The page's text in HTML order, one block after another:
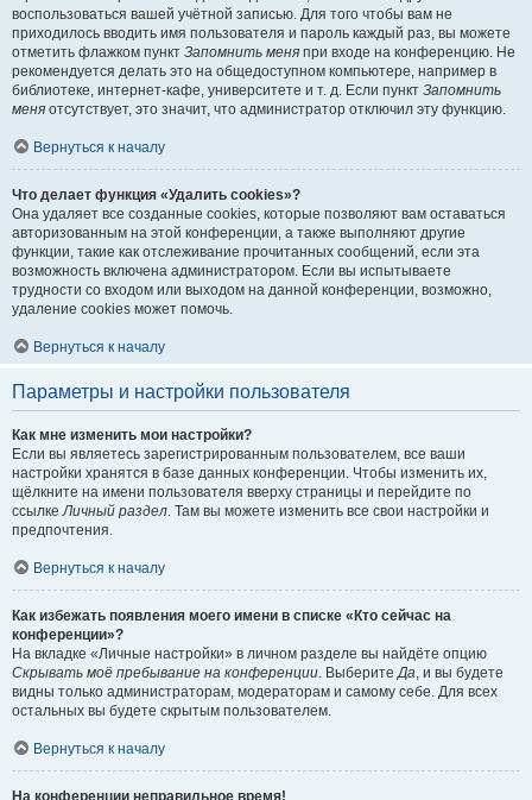
воспользоваться вашей учётной записью. Для того чтобы вам не
приходилось вводить имя пользователя и пароль каждый раз, вы можете
отметить флажком пункт Запомнить меня при входе на конференцию. Не
рекомендуется делать это на общедоступном компьютере, например в
библиотеке, интернет-кафе, университете и т. д. Если пункт Запомнить
меня отсутствует, это значит, что администратор отключил эту функцию.
Вернуться к началу
Что делает функция «Удалить cookies»?
Она удаляет все созданные cookies, которые позволяют вам оставаться
авторизованным на этой конференции, а также выполняют другие
функции, такие как отслеживание прочитанных сообщений, если эта
возможность включена администратором. Если вы испытываете
трудности со входом или выходом на данной конференции, возможно,
удаление cookies может помочь.
Вернуться к началу
Параметры и настройки пользователя
Как мне изменить мои настройки?
Если вы являетесь зарегистрированным пользователем, все ваши
настройки хранятся в базе данных конференции. Чтобы изменить их,
щёлкните на имени пользователя вверху страницы и перейдите по
ссылкеЛичный раздел. Там вы можете изменить все свои настройки и
предпочтения.
Вернуться к началу
Как избежать появления моего имени в списке «Кто сейчас на
конференции»?
На вкладке «Личные настройки» в личном разделе вы найдёте опцию
Скрывать моё пребывание на конференции. ВыберитеДа, и вы будете
видны только администраторам, модераторам и самому себе. Для всех
остальных вы будете скрытым пользователем.
Вернуться к началу
На конференции неправильное время!